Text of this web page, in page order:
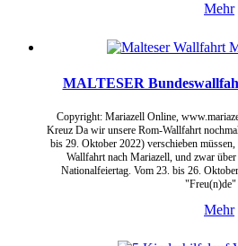
Mehr
MALTESER
Copyright: Mariazell Online,
Kreuz Da wir unsere Rom-Wallfahrt
bis 29. Oktober 2022) verschieben
Wallfahrt nach Mariazell, und zwar
Nationalfeiertag. Vom 23. bis 26.
Mehr